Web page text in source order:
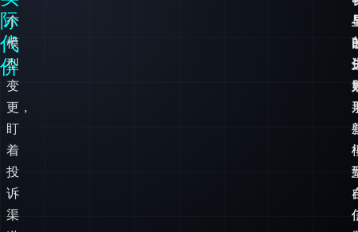
际
代
价
个
模
型
变
更，
盯
着
投
诉
渠
道，